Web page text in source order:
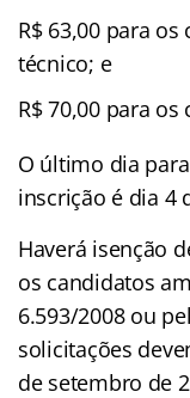
R$ 63,00 para
técnico; e
R$ 70,00 para
O último dia
inscrição é dia 4
Haverá isenção
os candidatos
6.593/2008 ou
solicitações
de setembro de